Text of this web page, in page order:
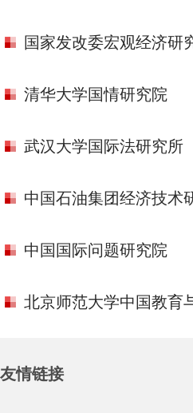
国家发改委宏观经济研
清华大学国情研究院
武汉大学国际法研究所
中国石油集团经济技术
中国国际问题研究院
北京师范大学中国教育
友情链接